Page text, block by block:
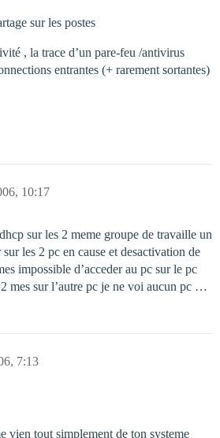
sur les postes
, la trace d’un pare-feu /antivirus
entrantes (+ rarement sortantes)
10:17
sur les 2 meme groupe de travaille un
les 2 pc en cause et desactivation de
impossible d’acceder au pc sur le pc
mes sur l’autre pc je ne voi aucun pc …
7:13
vien tout simplement de ton systeme